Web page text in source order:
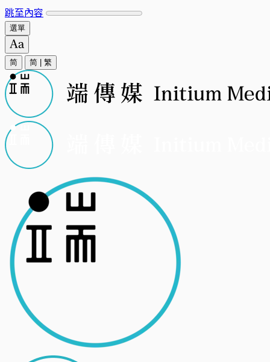
跳至內容
選單
简 简 繁